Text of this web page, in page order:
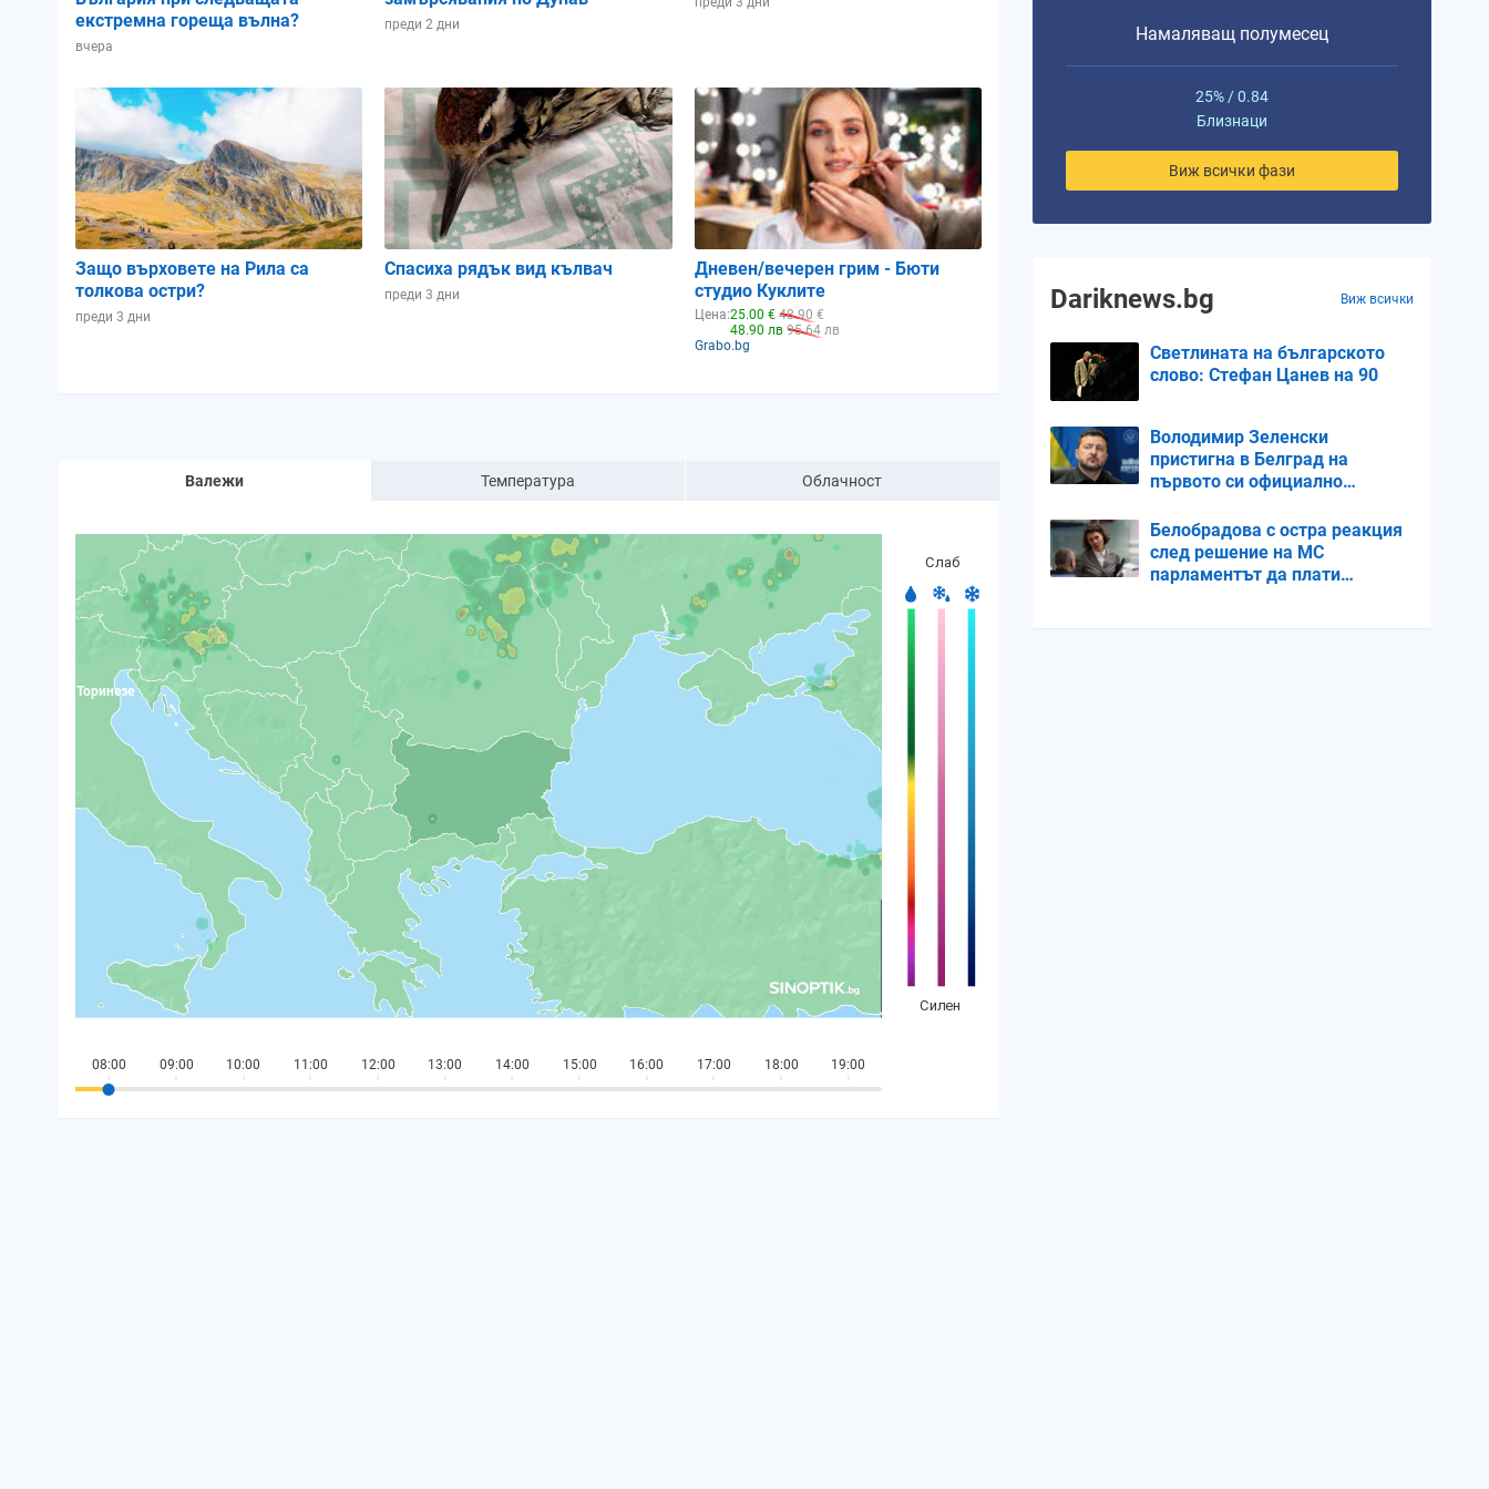
екстремна гореща вълна?
вчера
преди 2 дни
Защо върховете на Рила са
толкова остри?
преди 3 дни
Спасиха рядък вид кълвач
преди 3 дни
Дневен/вечерен грим - Бюти
студио Куклите
Цена:25.00 € 48.90 €
48.90 лв 95.64 лв
Grabo.bg
Валежи Температура Облачност
Ланцо Торинезе
08:00 09:00 10:00 11:00 12:00 13:00 14:00 15:00 16:00 17:00 18:00 19:00
Намаляващ полумесец
25% / 0.84
Близнаци
Виж всички фази
Dariknews.bg Виж всички
Светлината на българското
слово: Стефан Цанев на 90
Володимир Зеленски
пристигна в Белград на
първото си официално
Белобрадова с остра реакция
след решение на МС
парламентът да плати